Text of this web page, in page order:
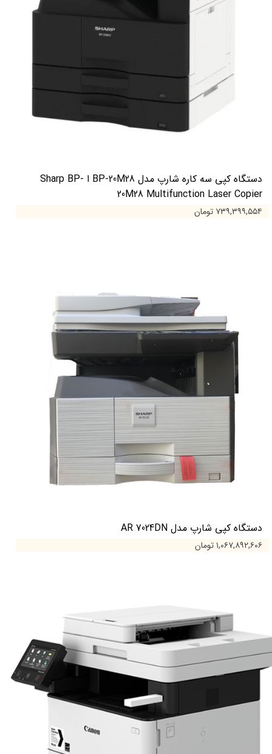
دستگاه کپی سه کاره شارپ مدل BP-20M28 ا Sharp BP-
20M28 Multifunction Laser Copier
۷۳۹,۳۹۹,۵۵۴ تومان
دستگاه کپی شارپ مدل AR 7024DN
۱,۰۶۷,۸۹۲,۶۰۶ تومان